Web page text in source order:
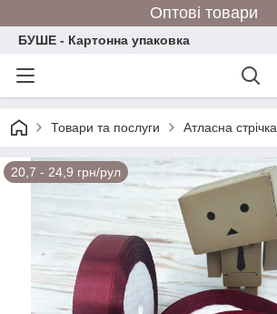
Оптові товари
БУШЕ - Картонна упаковка
Товари та послуги Атласна стрічка
20,7 - 24,9 грн/рул